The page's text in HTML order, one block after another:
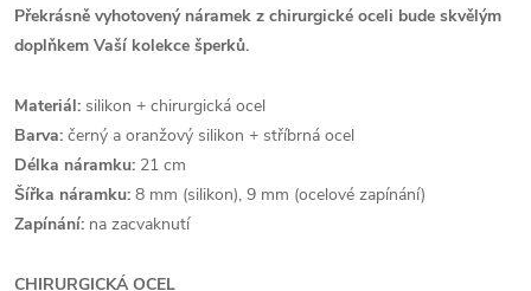
Překrásně vyhotovený náramek z chirurgické oceli bude skvělým
doplňkem Vaší kolekce šperků.
Materiál: silikon + chirurgická ocel
Barva: černý a oranžový silikon + stříbrná ocel
Délka náramku: 21 cm
Šířka náramku: 8 mm (silikon), 9 mm (ocelové zapínání)
Zapínání: na zacvaknutí
CHIRURGICKÁ OCEL